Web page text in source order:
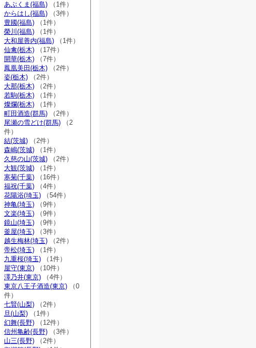
あぶくま(福島) （1件）
からはし(福島) （3件）
豊國(福島) （1件）
榮川(福島) （1件）
大和屋善内(福島) （1件）
仙禽(栃木) （17件）
開華(栃木) （7件）
鳳凰美田(栃木) （2件）
姿(栃木) （2件）
大那(栃木) （2件）
若駒(栃木) （1件）
燦爛(栃木) （1件）
町田酒造(群馬) （2件）
尾瀬の雪どけ(群馬) （2
件）
結(茨城) （2件）
森嶋(茨城) （1件）
久慈の山(茨城) （2件）
大観(茨城) （1件）
寒菊(千葉) （16件）
福祝(千葉) （4件）
花陽浴(埼玉) （54件）
神亀(埼玉) （9件）
文楽(埼玉) （9件）
鏡山(埼玉) （9件）
釜屋(埼玉) （3件）
越生梅林(埼玉) （2件）
帝松(埼玉) （1件）
九重桜(埼玉) （1件）
屋守(東京) （10件）
澤乃井(東京) （4件）
東京八王子酒造(東京) （0
件）
七賢(山梨) （2件）
旦(山梨) （1件）
幻舞(長野) （12件）
信州亀齢(長野) （3件）
山三(長野) （2件）